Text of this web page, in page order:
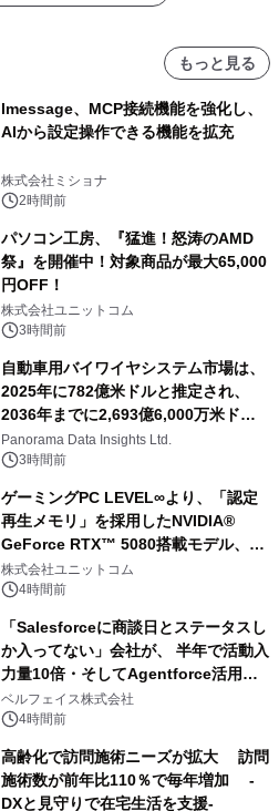
もっと見る
lmessage、MCP接続機能を強化し、
AIから設定操作できる機能を拡充
株式会社ミショナ
2時間前
パソコン工房、『猛進！怒涛のAMD
祭』を開催中！対象商品が最大65,000
円OFF！
株式会社ユニットコム
3時間前
自動車用バイワイヤシステム市場は、
2025年に782億米ドルと推定され、
2036年までに2,693億6,000万米ドル
に達すると予測されており、予測期間
（2026年～2036年）
Panorama Data Insights Ltd.
3時間前
ゲーミングPC LEVEL∞より、「認定
再生メモリ」を採用したNVIDIA®
GeForce RTX™ 5080搭載モデル、
NVIDIA® GeForce RTX™ 5070 Ti搭
載モデルを販売開始
株式会社ユニットコム
4時間前
「Salesforceに商談日とステータスし
か入ってない」会社が、 半年で活動入
力量10倍・そしてAgentforce活用へ
── 敷島住宅×bellSalesAI事例公開
ベルフェイス株式会社
4時間前
高齢化で訪問施術ニーズが拡大 訪問
施術数が前年比110％で毎年増加 -
DXと見守りで在宅生活を支援-